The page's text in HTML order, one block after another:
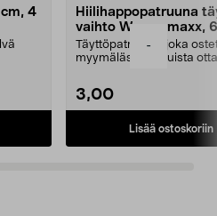
-
4
Hiilihappopatruuna
vaihto Wassermaxx,
Täyttöpatruuna, joka
myymälästä – muista
3,00
Lisää ostoskoriin